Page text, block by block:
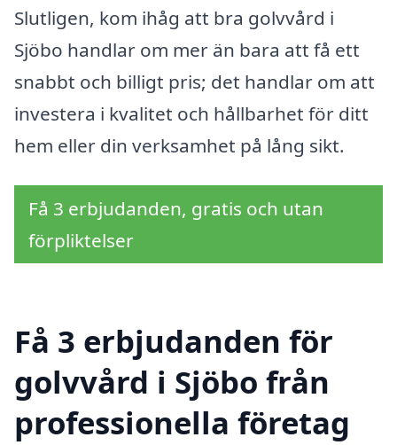
Slutligen, kom ihåg att bra golvvård i
Sjöbo handlar om mer än bara att få ett
snabbt och billigt pris; det handlar om att
investera i kvalitet och hållbarhet för ditt
hem eller din verksamhet på lång sikt.
Få 3 erbjudanden, gratis och utan
förpliktelser
Få 3 erbjudanden för
golvvård i Sjöbo från
professionella företag